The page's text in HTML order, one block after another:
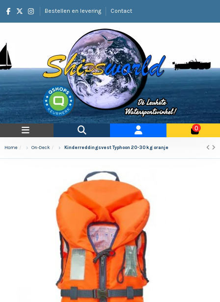
Bestellen en levering Contact
0
Home On-Deck Kinderreddingsvest Typhoon 20-30 kg oranje